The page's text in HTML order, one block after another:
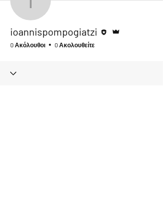
ioannispompogiatzi
0 Ακόλουθοι 0 Ακολουθείτε